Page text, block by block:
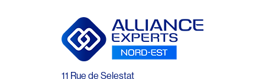
11 Rue de Selestat